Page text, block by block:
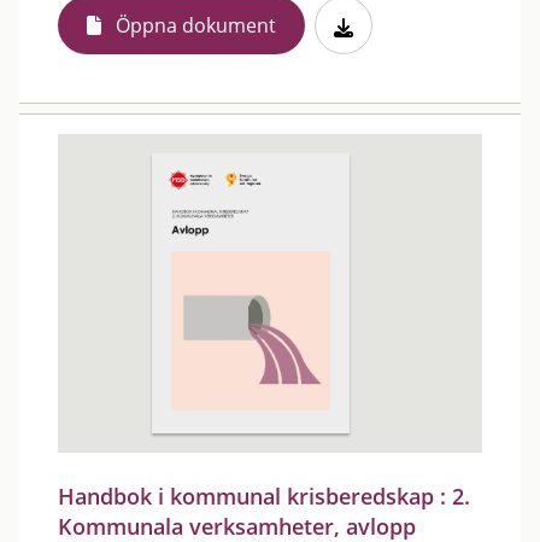
Öppna dokument
Handbok i kommunal krisberedskap : 2.
Kommunala verksamheter, avlopp